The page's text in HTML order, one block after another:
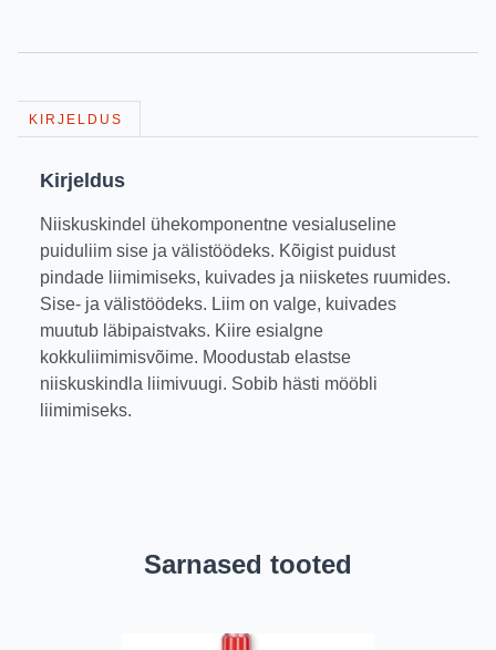
KIRJELDUS
Kirjeldus
Niiskuskindel ühekomponentne vesialuseline
puiduliim sise ja välistöödeks. Kõigist puidust
pindade liimimiseks, kuivades ja niisketes ruumides.
Sise- ja välistöödeks. Liim on valge, kuivades
muutub läbipaistvaks. Kiire esialgne
kokkuliimimisvõime. Moodustab elastse
niiskuskindla liimivuugi. Sobib hästi mööbli
liimimiseks.
Sarnased tooted